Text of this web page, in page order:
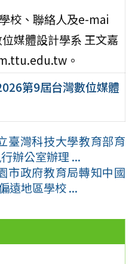
校、聯絡人及e-mai
媒體設計學系 王文嘉
。
第9屆台灣數位媒體
臺灣科技大學教育部育
辦公室辦理 ...
市政府教育局轉知中國
遠地區學校 ...